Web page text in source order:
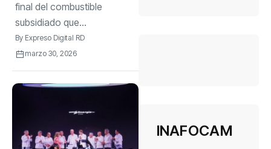
final del combustible
subsidiado que...
By Expreso Digital RD
marzo 30, 2026
INAFOCAM